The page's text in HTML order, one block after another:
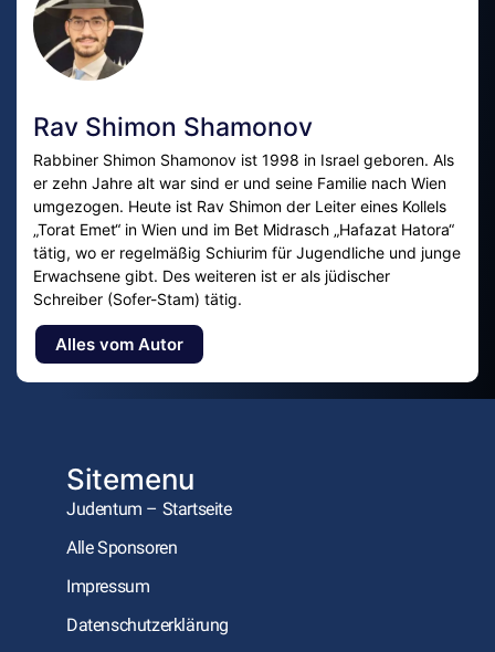
Rav Shimon Shamonov
Rabbiner Shimon Shamonov ist 1998 in Israel geboren. Als
er zehn Jahre alt war sind er und seine Familie nach Wien
umgezogen. Heute ist Rav Shimon der Leiter eines Kollels
„Torat Emet“ in Wien und im Bet Midrasch „Hafazat Hatora“
tätig, wo er regelmäßig Schiurim für Jugendliche und junge
Erwachsene gibt. Des weiteren ist er als jüdischer
Schreiber (Sofer-Stam) tätig.
Alles vom Autor
Sitemenu
Judentum – Startseite
Alle Sponsoren
Impressum
Datenschutzerklärung